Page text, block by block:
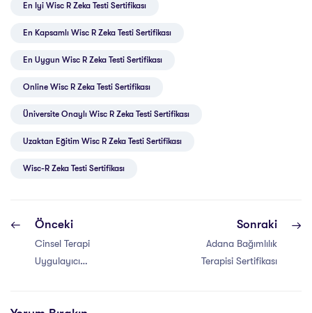
En Iyi Wisc R Zeka Testi Sertifikası
En Kapsamlı Wisc R Zeka Testi Sertifikası
En Uygun Wisc R Zeka Testi Sertifikası
Online Wisc R Zeka Testi Sertifikası
Üniversite Onaylı Wisc R Zeka Testi Sertifikası
Uzaktan Eğitim Wisc R Zeka Testi Sertifikası
Wisc-R Zeka Testi Sertifikası
Önceki
Cinsel Terapi
Uygulayıcı
Sonraki
Adana Bağımlılık
Terapisi Sertifikası